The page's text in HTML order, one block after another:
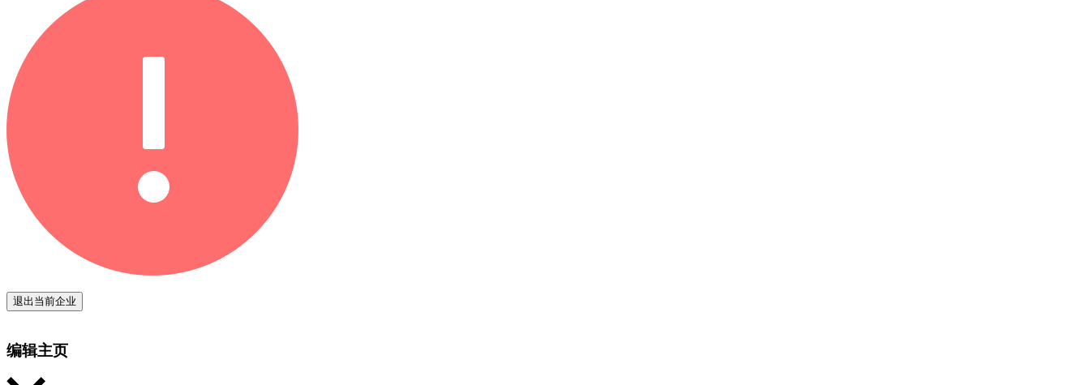
退出当前企业
编辑主页